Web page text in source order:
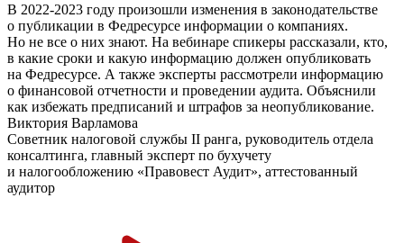
В 2022-2023 году произошли изменения в законодательстве
о публикации в Федресурсе информации о компаниях.
Но не все о них знают. На вебинаре спикеры рассказали, кто,
в какие сроки и какую информацию должен опубликовать
на Федресурсе. А также эксперты рассмотрели информацию
о финансовой отчетности и проведении аудита. Объяснили
как избежать предписаний и штрафов за неопубликование.
Виктория Варламова
Советник налоговой службы II ранга, руководитель отдела
консалтинга, главный эксперт по бухучету
и налогообложению «Правовест Аудит», аттестованный
аудитор